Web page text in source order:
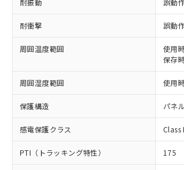
耐振動 誤動
耐衝撃 誤動
周囲温度範囲
使用
保存
周囲湿度範囲 使用
保護構造 パネ
感電保護クラス Class
PTI（トラッキング特性） 175
正式な納期状況および標準
様のお取引先、またはお客
ムロン制御機器販売店・当
オムロン制御機器販売店や
販売ネットワーク
在庫状況および標準価格結
事前の承諾なく第三者に漏
示しないようお願いします。
マイパーツ機能（部品リスト
ビス）をご利用いただくに
メンバーズにご登録されてい
但し、RoHS指令で産業用監視および制御機
適用除外項目は除く。
フタル酸エステル類の４物質については閾
図的な使用がないことを確認しています。
部品在庫の切り替え状況などによ
月が前後することがあります。
DBP(フタル酸ジブチル) : 1000ppm、
イソブチル) : 1000ppm、 BBP(フタル酸ブ
DEHP(フタル酸ビス(2-エチルヘキシル)) :
準値以下であることを示します。
「10」：通常の使用状況下におい
質が外部に漏えいし、環境に深刻
及ぼさない年数を意味します。
「－」：未確認です。当社販売部
全に破砕するなど、違法に
いよう必要な手段を講じま
当社は貴社製品を、核兵器
ル、化学兵器、生物兵器ま
武器並びにこれらの製造装
当社は、貴社製品を第三者
場合は、上記1、2および3
該第三者に通知します。また
販売先および販売に係わる関
法に輸出するおそれがある
り引きをいたしません。
一定数には満たないが
－
在庫なし(最新の在庫状
いては、お客様のお取引
たはお客様担当のオム
機器販売店・当社販売員
空
受注生産機種、また在庫
情報を公開していない